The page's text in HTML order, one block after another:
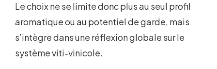
Le choix ne se limite donc plus au seul profil
aromatique ou au potentiel de garde, mais
s’intègre dans une réflexion globale sur le
système viti-vinicole.